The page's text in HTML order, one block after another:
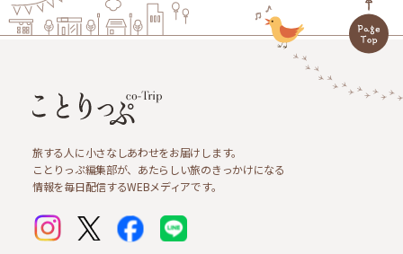
旅する人に小さなしあわせをお届けします。
ことりっぷ編集部が、あたらしい旅のきっかけになる
情報を毎日配信するWEBメディアです。